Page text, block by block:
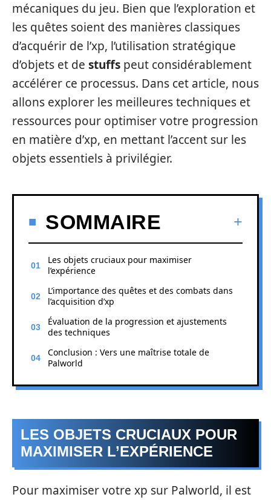
mécaniques du jeu. Bien que l’exploration et
les quêtes soient des manières classiques
d’acquérir de l’xp, l’utilisation stratégique
d’objets et de stuffs peut considérablement
accélérer ce processus. Dans cet article, nous
allons explorer les meilleures techniques et
ressources pour optimiser votre progression
en matière d’xp, en mettant l’accent sur les
objets essentiels à privilégier.
SOMMAIRE
Les objets cruciaux pour maximiser
l’expérience
L’importance des quêtes et des combats dans
l’acquisition d’xp
Évaluation de la progression et ajustements
des techniques
Conclusion : Vers une maîtrise totale de
Palworld
LES OBJETS CRUCIAUX POUR
MAXIMISER L’EXPÉRIENCE
Pour maximiser votre xp sur Palworld, il est